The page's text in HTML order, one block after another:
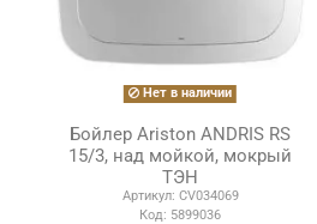
Нет в наличии
Бойлер Ariston ANDRIS RS
15/3, над мойкой, мокрый
ТЭН
Артикул: CV034069
Код: 5899036